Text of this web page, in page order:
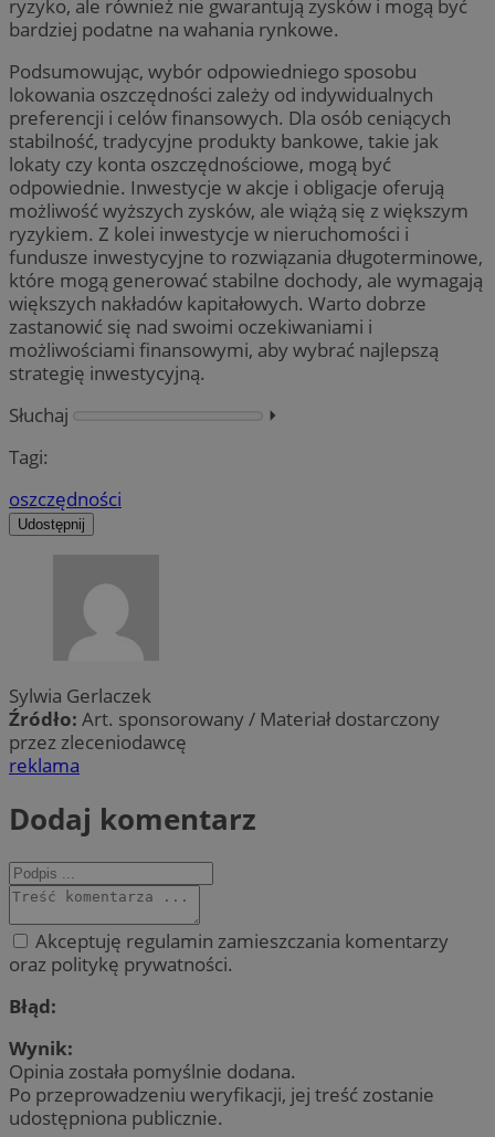
ryzyko, ale również nie gwarantują zysków i mogą być
bardziej podatne na wahania rynkowe.
Podsumowując, wybór odpowiedniego sposobu
lokowania oszczędności zależy od indywidualnych
preferencji i celów finansowych. Dla osób ceniących
stabilność, tradycyjne produkty bankowe, takie jak
lokaty czy konta oszczędnościowe, mogą być
odpowiednie. Inwestycje w akcje i obligacje oferują
możliwość wyższych zysków, ale wiążą się z większym
ryzykiem. Z kolei inwestycje w nieruchomości i
fundusze inwestycyjne to rozwiązania długoterminowe,
które mogą generować stabilne dochody, ale wymagają
większych nakładów kapitałowych. Warto dobrze
zastanowić się nad swoimi oczekiwaniami i
możliwościami finansowymi, aby wybrać najlepszą
strategię inwestycyjną.
Słuchaj
⏵︎
Tagi:
oszczędności
Udostępnij
Sylwia Gerlaczek
Źródło: Art. sponsorowany / Materiał dostarczony
przez zleceniodawcę
reklama
Dodaj komentarz
Akceptuję regulamin zamieszczania komentarzy
oraz politykę prywatności.
Błąd:
Wynik:
Opinia została pomyślnie dodana.
Po przeprowadzeniu weryfikacji, jej treść zostanie
udostępniona publicznie.